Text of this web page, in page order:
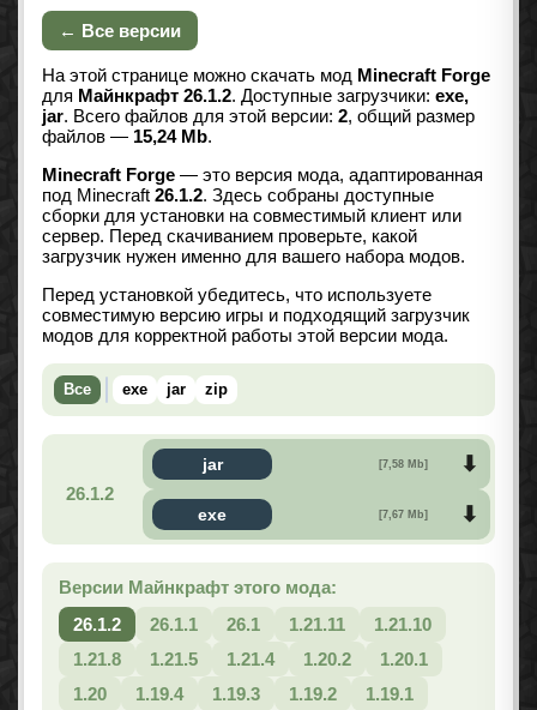
← Все версии
На этой странице можно скачать мод Minecraft Forge
для Майнкрафт 26.1.2. Доступные загрузчики: exe,
jar. Всего файлов для этой версии: 2, общий размер
файлов — 15,24 Mb.
Minecraft Forge — это версия мода, адаптированная
под Minecraft 26.1.2. Здесь собраны доступные
сборки для установки на совместимый клиент или
сервер. Перед скачиванием проверьте, какой
загрузчик нужен именно для вашего набора модов.
Перед установкой убедитесь, что используете
совместимую версию игры и подходящий загрузчик
модов для корректной работы этой версии мода.
Все exe jar zip
26.1.2
jar [7,58 Mb]
exe [7,67 Mb]
Версии Майнкрафт этого мода:
26.1.2
26.1.1 26.1 1.21.11
1.21.10
1.21.8
1.21.5 1.21.4 1.20.2
1.20.1
1.20
1.19.4 1.19.3 1.19.2
1.19.1